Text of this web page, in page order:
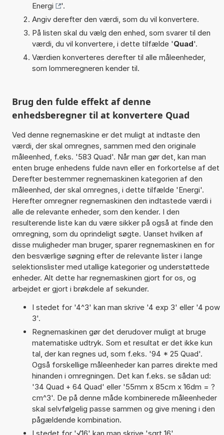
Energi
'.
Angiv derefter den værdi, som du vil konvertere.
På listen skal du vælg den enhed, som svarer til den
værdi, du vil konvertere, i dette tilfælde 'Quad'.
Værdien konverteres derefter til alle måleenheder,
som lommeregneren kender til.
Brug den fulde effekt af denne
enhedsberegner til at konvertere Quad
Ved denne regnemaskine er det muligt at indtaste den
værdi, der skal omregnes, sammen med den originale
måleenhed, f.eks. '583 Quad'. Når man gør det, kan man
enten bruge enhedens fulde navn eller en forkortelse af det
Derefter bestemmer regnemaskinen kategorien af den
måleenhed, der skal omregnes, i dette tilfælde 'Energi'.
Herefter omregner regnemaskinen den indtastede værdi i
alle de relevante enheder, som den kender. I den
resulterende liste kan du være sikker på også at finde den
omregning, som du oprindeligt søgte. Uanset hvilken af
disse muligheder man bruger, sparer regnemaskinen en for
den besværlige søgning efter de relevante lister i lange
selektionslister med utallige kategorier og understøttede
enheder. Alt dette har regnemaskinen gjort for os, og
arbejdet er gjort i brøkdele af sekunder.
I stedet for '4^3' kan man skrive '4 exp 3' eller '4 pow
3'.
Regnemaskinen gør det derudover muligt at bruge
matematiske udtryk. Som et resultat er det ikke kun
tal, der kan regnes ud, som f.eks. '94 * 25 Quad'.
Også forskellige måleenheder kan parres direkte med
hinanden i omregningen. Det kan f.eks. se sådan ud:
'34 Quad + 64 Quad' eller '55mm x 85cm x 16dm = ?
cm^3'. De på denne måde kombinerede måleenheder
skal selvfølgelig passe sammen og give mening i den
pågældende kombination.
I stedet for '√16' kan man skrive 'sqrt 16'.